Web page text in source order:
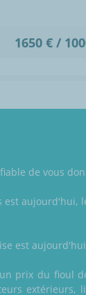
1650 € /
de vous
est aujourd'hui,
est
prix du fioul
extérieurs,